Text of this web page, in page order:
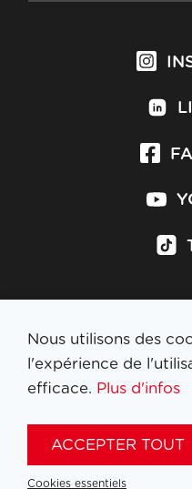
S'inscrire
Nous utilisons des
l'expérience de
efficace. Plus d'infos
ACCEPTER TOUT
Cookies essentiels